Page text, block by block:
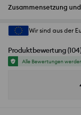
Zusammensetzung
Wir sind aus der
Produktbewertung(104)
Alle Bewertungen